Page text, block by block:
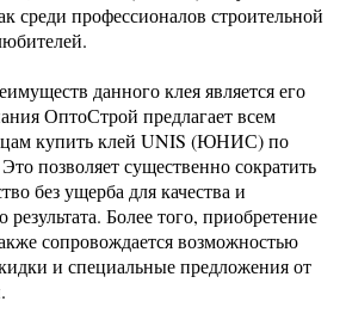
среди профессионалов строительной
данного клея является его
ОптоСтрой предлагает всем
купить клей UNIS (ЮНИС) по
позволяет существенно сократить
без ущерба для качества и
Более того, приобретение
сопровождается возможностью
и специальные предложения от